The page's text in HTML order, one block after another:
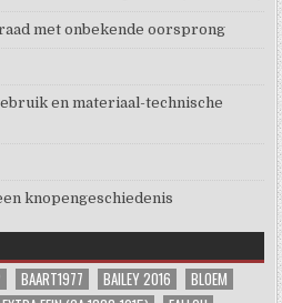
met onbekende oorsprong
en materiaal-technische
knopengeschiedenis
BAART1977 BAILEY 2016
BLOEM